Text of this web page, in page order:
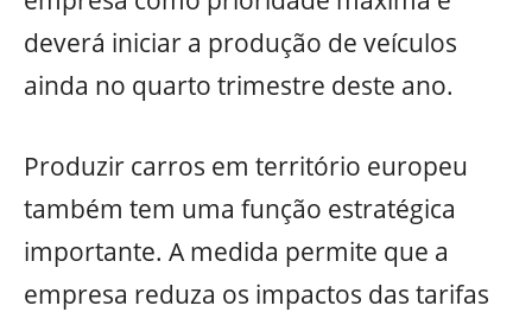
deverá iniciar a produção de veículos
ainda no quarto trimestre deste ano.
Produzir carros em território europeu
também tem uma função estratégica
importante. A medida permite que a
empresa reduza os impactos das tarifas